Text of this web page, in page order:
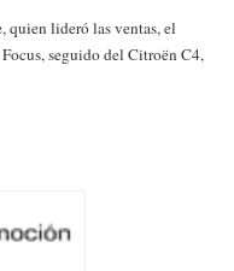
quien lideró las ventas, el
seguido del Citroën C4,